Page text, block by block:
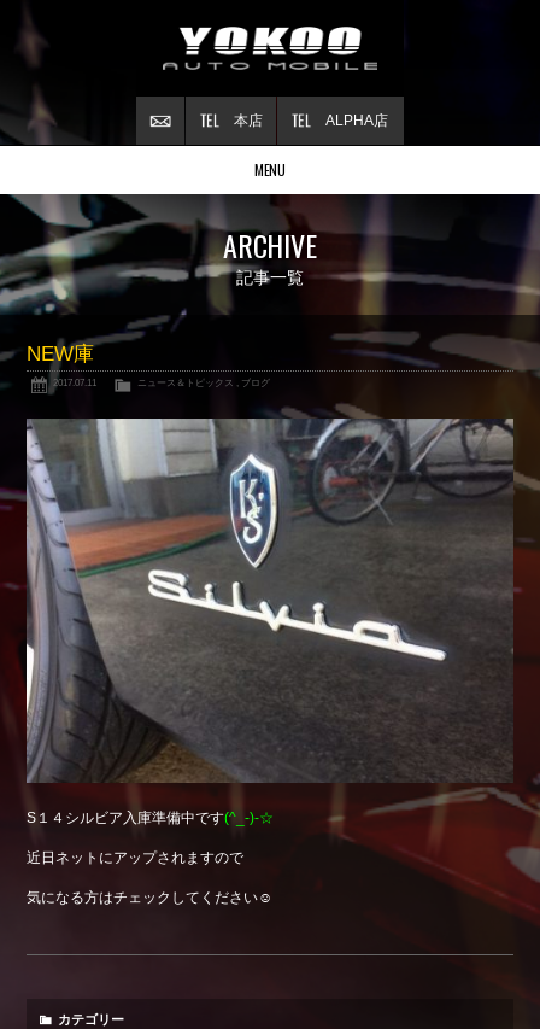
ALPHA店
本店
MENU
Stock list
在庫情報
Contract
ご成約情報
About NSX
NSXについて
Reflesh Plan
整備・修理・カスタム例
Trade in
買取査定
Blog
公式ブログ
Shop info.
Company
ARCHIVE
記事一覧
NEW庫
2017.07.11 ニュース＆トピックス , ブログ
S１４シルビア入庫準備中です(^_-)-☆
近日ネットにアップされますので
気になる方はチェックしてください☺
カテゴリー